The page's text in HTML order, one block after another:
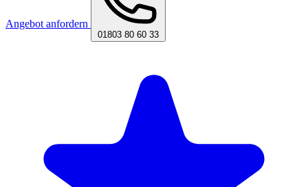
Angebot anfordern
01803 80 60 33